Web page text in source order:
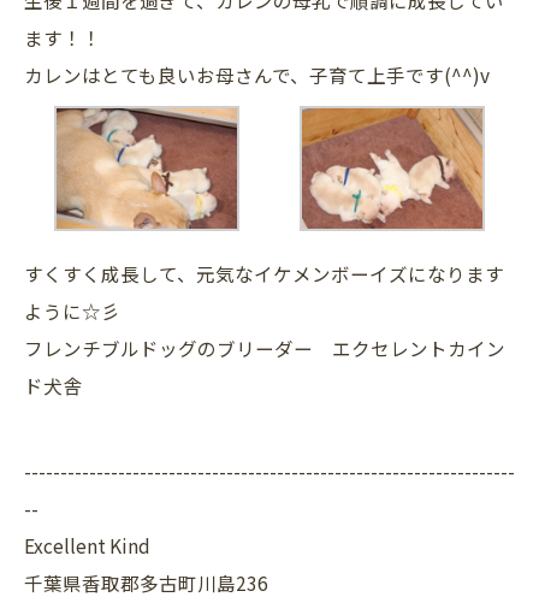
ます！！
カレンはとても良いお母さんで、子育て上手です(^^)v
すくすく成長して、元気なイケメンボーイズになります
ように☆彡
フレンチブルドッグのブリーダー エクセレントカイン
ド犬舎
--------------------------------------------------------------------
--
Excellent Kind
千葉県香取郡多古町川島236